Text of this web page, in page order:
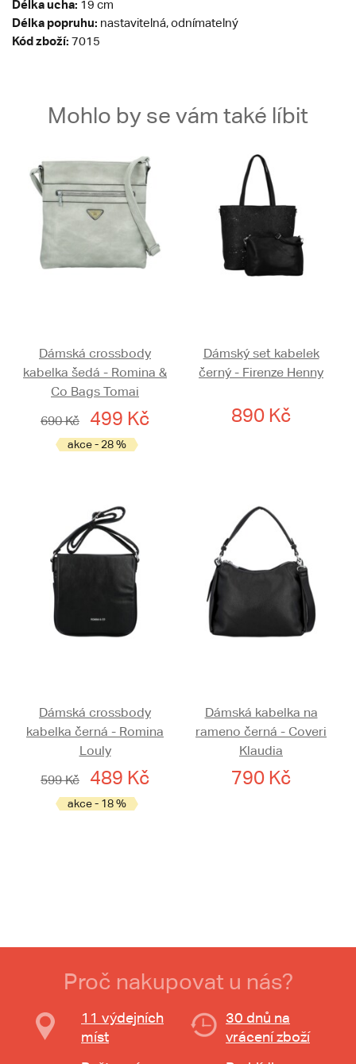
Délka ucha: 19 cm
Délka popruhu: nastavitelná, odnímatelný
Kód zboží: 7015
Mohlo by se vám také líbit
Dámská crossbody
kabelka šedá - Romina &
Co Bags Tomai
690 Kč
499 Kč
akce - 28 %
Dámský set kabelek
černý - Firenze Henny
890 Kč
Dámská crossbody
kabelka černá - Romina
Louly
599 Kč
489 Kč
akce - 18 %
Dámská kabelka na
rameno černá - Coveri
Klaudia
790 Kč
Proč nakupovat u nás?
11 výdejních
míst
30 dnů na
vrácení zboží